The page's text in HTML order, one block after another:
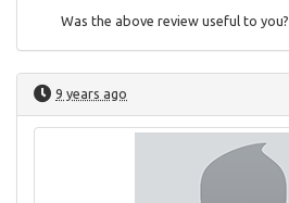
Was the above review useful to you?
9 years ago